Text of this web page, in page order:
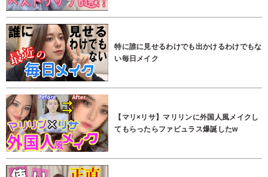
特に誰に見せるわけでも出かけるわけでもな
い毎日メイク
【マリ×リサ】マリリンに外国人風メイクし
てもらったらファビュラス爆誕したw